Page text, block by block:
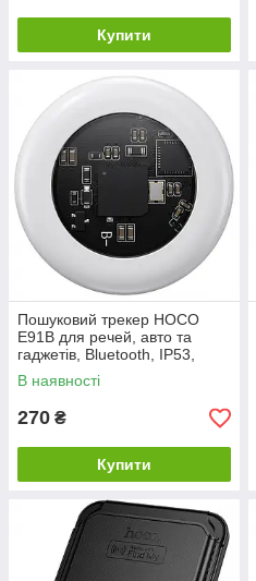
Купити
Пошуковий трекер HOCO
E91B для речей, авто та
гаджетів, Bluetooth, IP53,
Bluetooth 5.1, білий
В наявності
270 ₴
Купити